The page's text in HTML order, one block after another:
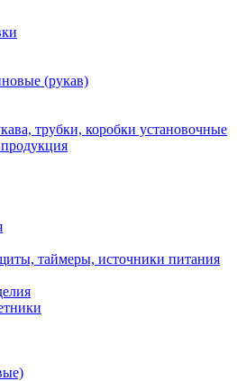
(рукав)
трубки, коробки установочные
таймеры, источники питания